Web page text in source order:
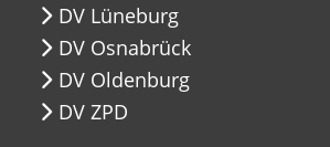
DV Lüneburg
DV Osnabrück
DV Oldenburg
DV ZPD